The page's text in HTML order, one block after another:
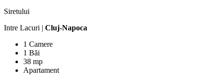
Siretului
Intre Lacuri | Cluj-Napoca
1 Camere
1 Băi
38 mp
Apartament